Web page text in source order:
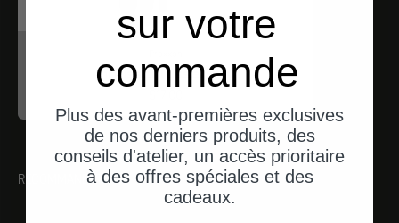
Inbusschlüssel (HX)
RECOMMANDATIONS
sur votre
commande
Plus des avant-premières exclusives
de nos derniers produits, des
conseils d'atelier, un accès prioritaire
à des offres spéciales et des
cadeaux.